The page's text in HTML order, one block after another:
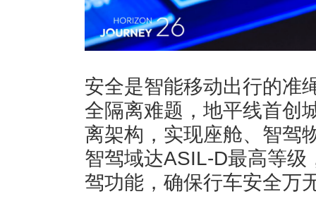
安全是智能移动出行的准
全隔离难题，地平线首创
离架构，实现座舱、智驾
智驾域达ASIL-D最高等
驾功能，确保行车安全万